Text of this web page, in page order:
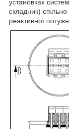
установках
складник)
реактивної